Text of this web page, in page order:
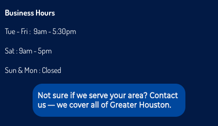
Business Hours
Tue - Fri : 9am - 5:30pm
Sat : 9am - 5pm
Sun & Mon : Closed